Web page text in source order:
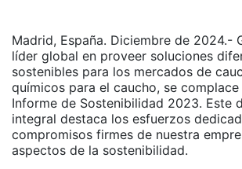
Madrid, España. Diciembre de 2024.-
líder global en proveer soluciones
sostenibles para los mercados de
químicos para el caucho, se
Informe de Sostenibilidad 2023. Este
integral destaca los esfuerzos
compromisos firmes de nuestra
aspectos de la sostenibilidad.